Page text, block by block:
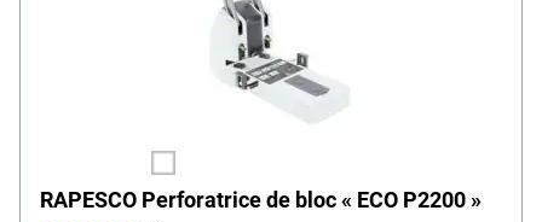
RAPESCO Perforatrice de bloc « ECO P2200 »